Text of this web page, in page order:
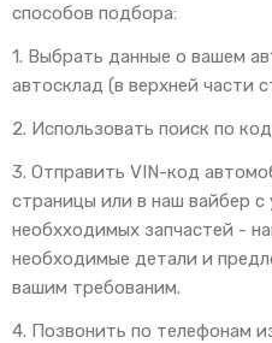
способов подбора:
1. Выбрать данные о вашем
автосклад (в верхней части
2. Использовать поиск по
3. Отправить VIN-код
страницы или в наш вайбер с
необхходимых запчастей -
необходимые детали и
вашим требованим.
4. Позвонить по телефонам